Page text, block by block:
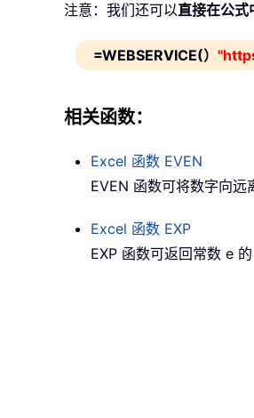
注意：我们还可以直接在公式
=WEBSERVICE(）
相关函数：
Excel 函数 EVEN
EVEN 函数可将数字向远
Excel 函数 EXP
EXP 函数可返回常数 e